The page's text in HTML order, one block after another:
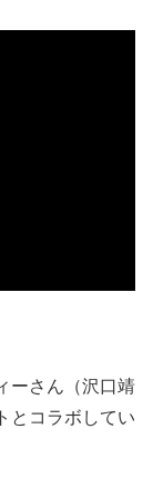
ーさん（沢口靖
とコラボしてい